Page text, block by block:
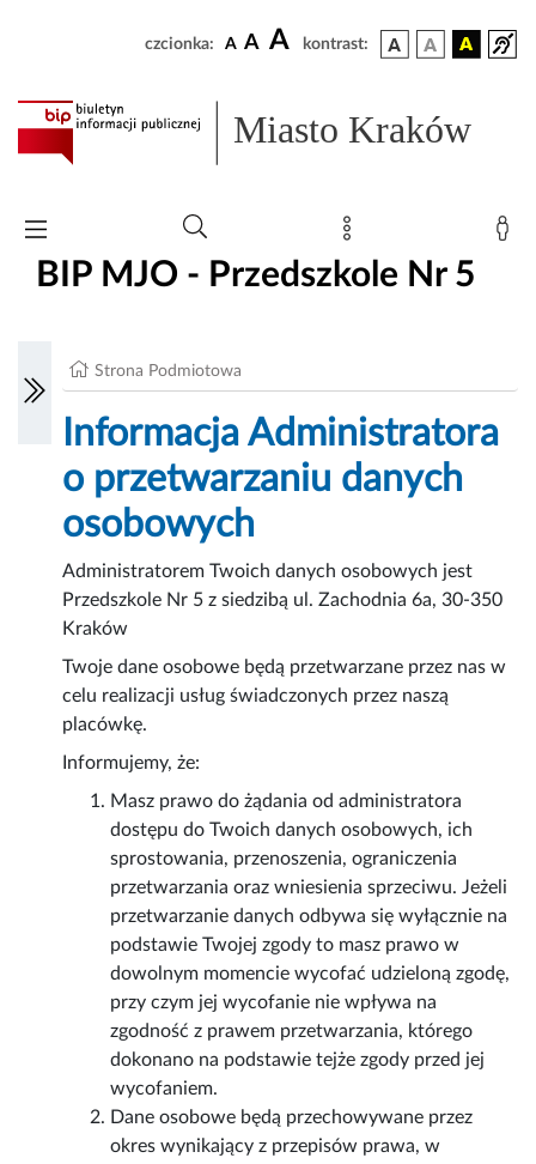
czcionka: A A A kontrast:
Miasto Kraków
BIP MJO - Przedszkole Nr 5
Strona Podmiotowa
Informacja Administratora
o przetwarzaniu danych
osobowych
Administratorem Twoich danych osobowych jest
Przedszkole Nr 5 z siedzibą ul. Zachodnia 6a, 30-350
Kraków
Twoje dane osobowe będą przetwarzane przez nas w
celu realizacji usług świadczonych przez naszą
placówkę.
Informujemy, że:
Masz prawo do żądania od administratora
dostępu do Twoich danych osobowych, ich
sprostowania, przenoszenia, ograniczenia
przetwarzania oraz wniesienia sprzeciwu. Jeżeli
przetwarzanie danych odbywa się wyłącznie na
podstawie Twojej zgody to masz prawo w
dowolnym momencie wycofać udzieloną zgodę,
przy czym jej wycofanie nie wpływa na
zgodność z prawem przetwarzania, którego
dokonano na podstawie tejże zgody przed jej
wycofaniem.
Dane osobowe będą przechowywane przez
okres wynikający z przepisów prawa, w